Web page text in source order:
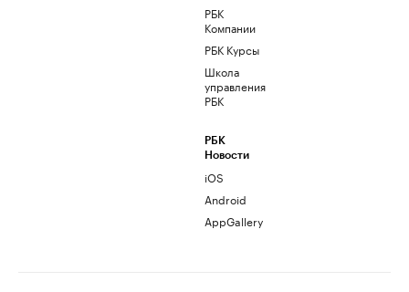
РБК
Компании
РБК Курсы
Школа
управления
РБК
РБК
Новости
iOS
Android
AppGallery